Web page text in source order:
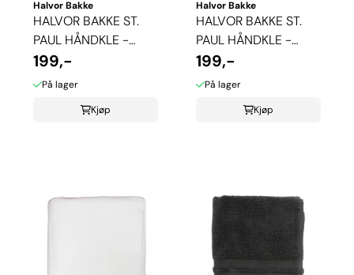
Halvor Bakke
HALVOR BAKKE ST.
PAUL HÅNDKLE -
STØVGRØNN
199,-
På lager
Kjøp
Halvor Bakke
HALVOR BAKKE ST.
PAUL HÅNDKLE -
STØVBLÅ
199,-
På lager
Kjøp